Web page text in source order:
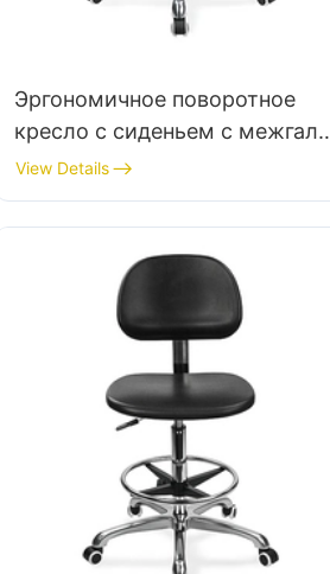
Эргономичное поворотное
кресло с сиденьем с межгал-
пенопластом на спинках &
Стуло
View Details